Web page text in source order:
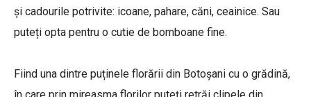
și cadourile potrivite: icoane, pahare, căni, ceainice. Sau
puteți opta pentru o cutie de bomboane fine.
Fiind una dintre puținele florării din Botoșani cu o grădină,